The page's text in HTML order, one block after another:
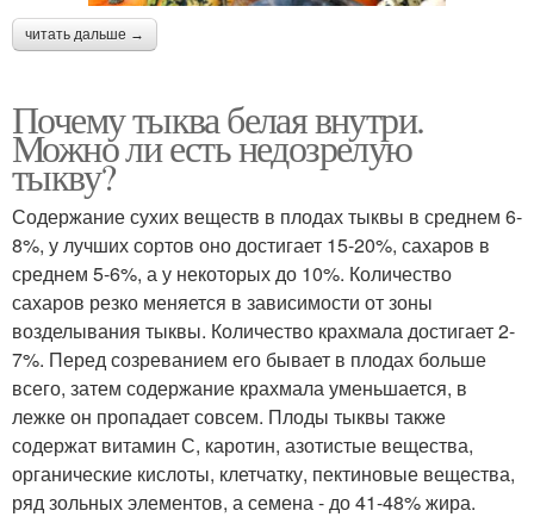
читать дальше →
Почему тыква белая внутри.
Можно ли есть недозрелую
тыкву?
Содержание сухих веществ в плодах тыквы в среднем 6-
8%, у лучших сортов оно достигает 15-20%, сахаров в
среднем 5-6%, а у некоторых до 10%. Количество
сахаров резко меняется в зависимости от зоны
возделывания тыквы. Количество крахмала достигает 2-
7%. Перед созреванием его бывает в плодах больше
всего, затем содержание крахмала уменьшается, в
лежке он пропадает совсем. Плоды тыквы также
содержат витамин С, каротин, азотистые вещества,
органические кислоты, клетчатку, пектиновые вещества,
ряд зольных элементов, а семена - до 41-48% жира.